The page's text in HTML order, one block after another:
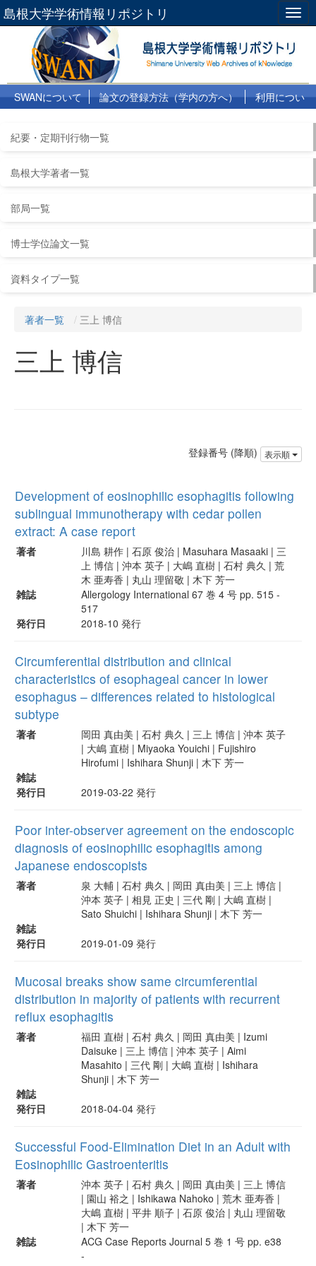
島根大学学術情報リポジトリ
SWANについて 論文の登録方法（学内の方へ）
利用につい
紀要・定期刊行物一覧
島根大学著者一覧
部局一覧
博士学位論文一覧
資料タイプ一覧
著者一覧 三上 博信
三上 博信
登録番号 (降順) 表示順
Development of eosinophilic esophagitis following
sublingual immunotherapy with cedar pollen
extract: A case report
著者
川島 耕作 | 石原 俊治 | Masuhara Masaaki | 三
上 博信 | 沖本 英子 | 大嶋 直樹 | 石村 典久 | 荒
木 亜寿香 | 丸山 理留敬 | 木下 芳一
雑誌
Allergology International 67 巻 4 号 pp. 515 -
517
発行日
2018-10 発行
Circumferential distribution and clinical
characteristics of esophageal cancer in lower
esophagus – differences related to histological
subtype
著者
岡田 真由美 | 石村 典久 | 三上 博信 | 沖本 英子
| 大嶋 直樹 | Miyaoka Youichi | Fujishiro
Hirofumi | Ishihara Shunji | 木下 芳一
雑誌
発行日
2019-03-22 発行
Poor inter-observer agreement on the endoscopic
diagnosis of eosinophilic esophagitis among
Japanese endoscopists
著者
泉 大輔 | 石村 典久 | 岡田 真由美 | 三上 博信 |
沖本 英子 | 相見 正史 | 三代 剛 | 大嶋 直樹 |
Sato Shuichi | Ishihara Shunji | 木下 芳一
雑誌
発行日
2019-01-09 発行
Mucosal breaks show same circumferential
distribution in majority of patients with recurrent
reflux esophagitis
著者
福田 直樹 | 石村 典久 | 岡田 真由美 | Izumi
Daisuke | 三上 博信 | 沖本 英子 | Aimi
Masahito | 三代 剛 | 大嶋 直樹 | Ishihara
Shunji | 木下 芳一
雑誌
発行日
2018-04-04 発行
Successful Food-Elimination Diet in an Adult with
Eosinophilic Gastroenteritis
著者
沖本 英子 | 石村 典久 | 岡田 真由美 | 三上 博信
| 園山 裕之 | Ishikawa Nahoko | 荒木 亜寿香 |
大嶋 直樹 | 平井 順子 | 石原 俊治 | 丸山 理留敬
| 木下 芳一
雑誌
ACG Case Reports Journal 5 巻 1 号 pp. e38
-